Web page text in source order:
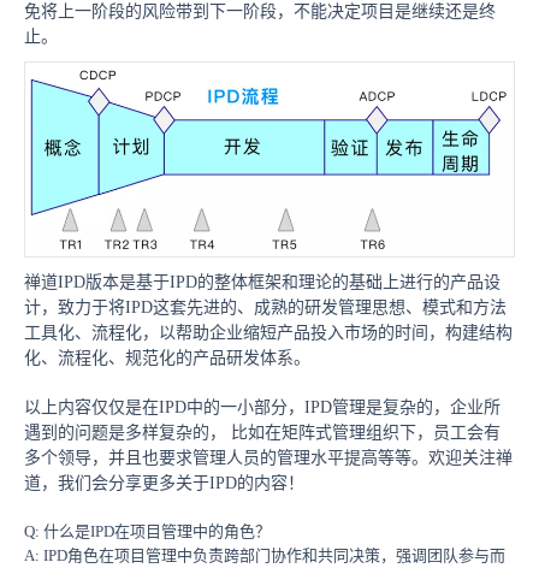
免将上一阶段的风险带到下一阶段，不能决定项目是继续还是终
止。
禅道IPD版本是基于IPD的整体框架和理论的基础上进行的产品设
计，致力于将IPD这套先进的、成熟的研发管理思想、模式和方法
工具化、流程化，以帮助企业缩短产品投入市场的时间，构建结构
化、流程化、规范化的产品研发体系。
以上内容仅仅是在IPD中的一小部分，IPD管理是复杂的，企业所
遇到的问题是多样复杂的， 比如在矩阵式管理组织下，员工会有
多个领导，并且也要求管理人员的管理水平提高等等。欢迎关注禅
道，我们会分享更多关于IPD的内容！
Q: 什么是IPD在项目管理中的角色？
A: IPD角色在项目管理中负责跨部门协作和共同决策，强调团队参与而